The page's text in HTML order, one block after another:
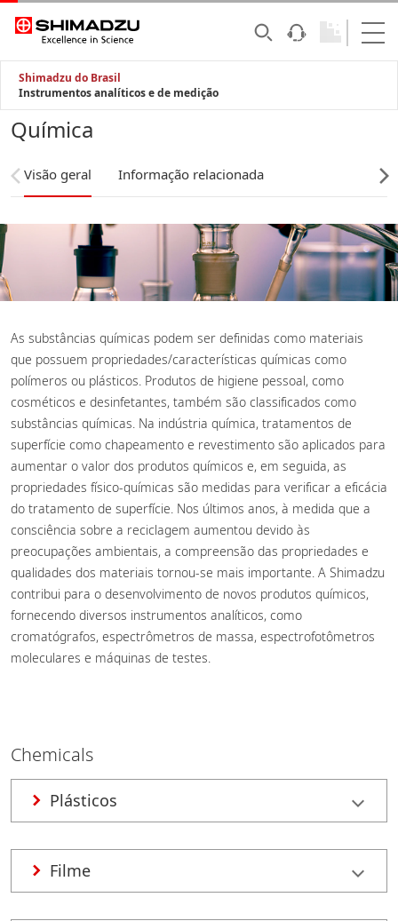
Shimadzu do Brasil
Instrumentos analíticos e de medição
Química
Visão geral Informação relacionada
As substâncias químicas podem ser definidas como materiais
que possuem propriedades/características químicas como
polímeros ou plásticos. Produtos de higiene pessoal, como
cosméticos e desinfetantes, também são classificados como
substâncias químicas. Na indústria química, tratamentos de
superfície como chapeamento e revestimento são aplicados para
aumentar o valor dos produtos químicos e, em seguida, as
propriedades físico-químicas são medidas para verificar a eficácia
do tratamento de superfície. Nos últimos anos, à medida que a
consciência sobre a reciclagem aumentou devido às
preocupações ambientais, a compreensão das propriedades e
qualidades dos materiais tornou-se mais importante. A Shimadzu
contribui para o desenvolvimento de novos produtos químicos,
fornecendo diversos instrumentos analíticos, como
cromatógrafos, espectrômetros de massa, espectrofotômetros
moleculares e máquinas de testes.
Chemicals
Plásticos
Filme